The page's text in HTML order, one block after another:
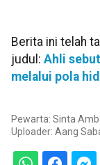
Berita ini telah
judul: Ahli
melalui pola
Pewarta: Sinta
Uploader: Aang